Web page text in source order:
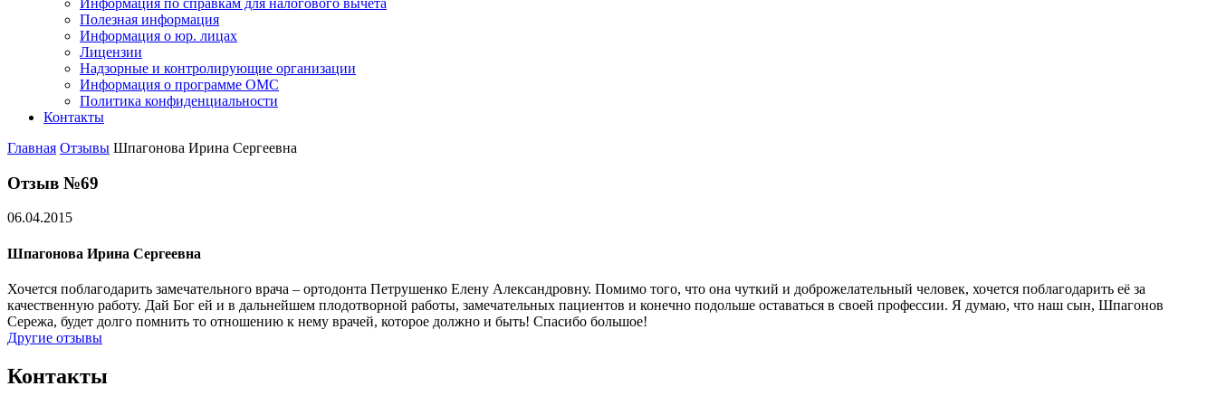
Информация по справкам для налогового вычета
Полезная информация
Информация о юр. лицах
Лицензии
Надзорные и контролирующие организации
Информация о программе ОМС
Политика конфиденциальности
Контакты
Главная Отзывы Шпагонова Ирина Сергеевна
Отзыв №69
06.04.2015
Шпагонова Ирина Сергеевна
Хочется поблагодарить замечательного врача – ортодонта Петрушенко Елену Александровну. Помимо того, что она чуткий и доброжелательный человек, хочется поблагодарить её за
качественную работу. Дай Бог ей и в дальнейшем плодотворной работы, замечательных пациентов и конечно подольше оставаться в своей профессии. Я думаю, что наш сын, Шпагонов
Сережа, будет долго помнить то отношению к нему врачей, которое должно и быть! Спасибо большое!
Другие отзывы
Контакты